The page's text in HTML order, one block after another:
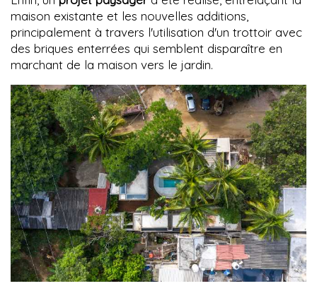
maison existante et les nouvelles additions,
principalement à travers l'utilisation d'un trottoir avec
des briques enterrées qui semblent disparaître en
marchant de la maison vers le jardin.